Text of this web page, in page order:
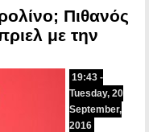
Πιθανός
με την
19:43 -
Tuesday, 20
September,
2016